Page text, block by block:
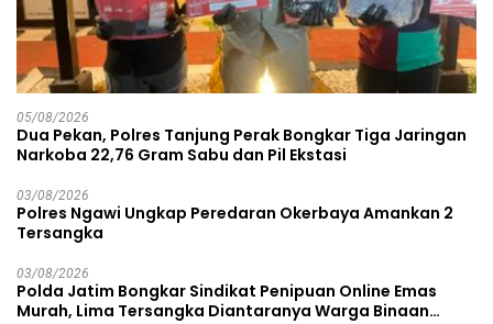
05/08/2026
Dua Pekan, Polres Tanjung Perak Bongkar Tiga Jaringan
Narkoba 22,76 Gram Sabu dan Pil Ekstasi
03/08/2026
Polres Ngawi Ungkap Peredaran Okerbaya Amankan 2
Tersangka
03/08/2026
Polda Jatim Bongkar Sindikat Penipuan Online Emas
Murah, Lima Tersangka Diantaranya Warga Binaan